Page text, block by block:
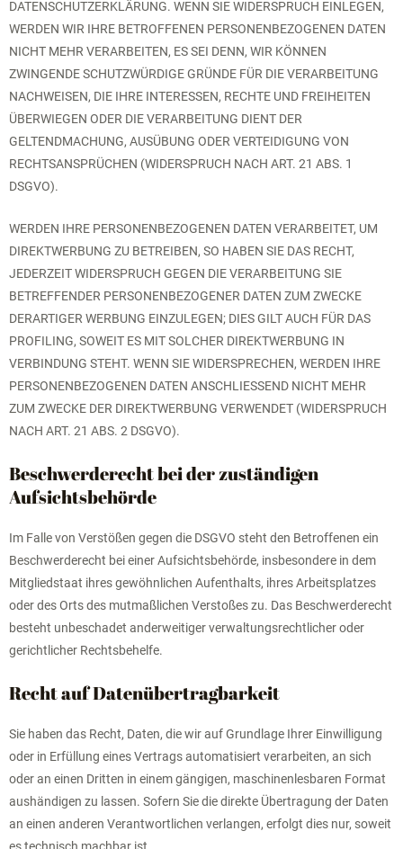
DATENSCHUTZERKLÄRUNG. WENN SIE WIDERSPRUCH EINLEGEN,
WERDEN WIR IHRE BETROFFENEN PERSONENBEZOGENEN DATEN
NICHT MEHR VERARBEITEN, ES SEI DENN, WIR KÖNNEN
ZWINGENDE SCHUTZWÜRDIGE GRÜNDE FÜR DIE VERARBEITUNG
NACHWEISEN, DIE IHRE INTERESSEN, RECHTE UND FREIHEITEN
ÜBERWIEGEN ODER DIE VERARBEITUNG DIENT DER
GELTENDMACHUNG, AUSÜBUNG ODER VERTEIDIGUNG VON
RECHTSANSPRÜCHEN (WIDERSPRUCH NACH ART. 21 ABS. 1
DSGVO).
WERDEN IHRE PERSONENBEZOGENEN DATEN VERARBEITET, UM
DIREKTWERBUNG ZU BETREIBEN, SO HABEN SIE DAS RECHT,
JEDERZEIT WIDERSPRUCH GEGEN DIE VERARBEITUNG SIE
BETREFFENDER PERSONENBEZOGENER DATEN ZUM ZWECKE
DERARTIGER WERBUNG EINZULEGEN; DIES GILT AUCH FÜR DAS
PROFILING, SOWEIT ES MIT SOLCHER DIREKTWERBUNG IN
VERBINDUNG STEHT. WENN SIE WIDERSPRECHEN, WERDEN IHRE
PERSONENBEZOGENEN DATEN ANSCHLIESSEND NICHT MEHR
ZUM ZWECKE DER DIREKTWERBUNG VERWENDET (WIDERSPRUCH
NACH ART. 21 ABS. 2 DSGVO).
Beschwerde­recht bei der zuständigen
Aufsichts­behörde
Im Falle von Verstößen gegen die DSGVO steht den Betroffenen ein
Beschwerderecht bei einer Aufsichtsbehörde, insbesondere in dem
Mitgliedstaat ihres gewöhnlichen Aufenthalts, ihres Arbeitsplatzes
oder des Orts des mutmaßlichen Verstoßes zu. Das Beschwerderecht
besteht unbeschadet anderweitiger verwaltungsrechtlicher oder
gerichtlicher Rechtsbehelfe.
Recht auf Daten­übertrag­barkeit
Sie haben das Recht, Daten, die wir auf Grundlage Ihrer Einwilligung
oder in Erfüllung eines Vertrags automatisiert verarbeiten, an sich
oder an einen Dritten in einem gängigen, maschinenlesbaren Format
aushändigen zu lassen. Sofern Sie die direkte Übertragung der Daten
an einen anderen Verantwortlichen verlangen, erfolgt dies nur, soweit
es technisch machbar ist.